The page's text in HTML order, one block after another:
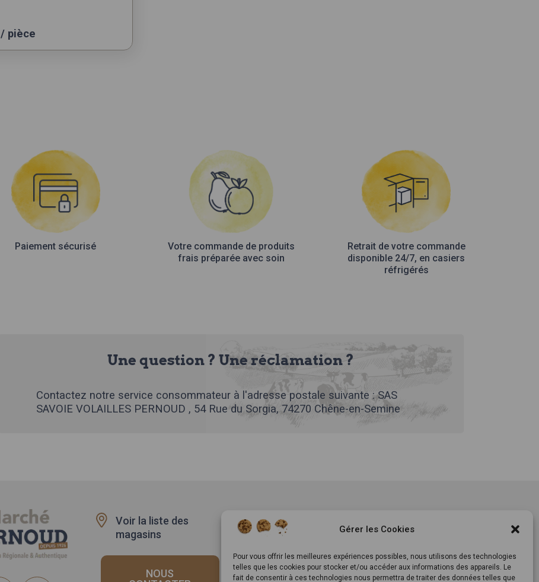
Gérer les Cookies
Pour vous offrir les meilleures expériences possibles, nous utilisons des technologies
telles que les cookies pour stocker et/ou accéder aux informations des appareils. Le
fait de consentir à ces technologies nous permettra de traiter des données telles que
/ pièce
Paiement sécurisé
Votre commande de produits
frais préparée avec soin
Retrait de votre commande
disponible 24/7, en casiers
réfrigérés
Une question ? Une réclamation ?
Contactez notre service consommateur à l'adresse postale suivante : SAS
SAVOIE VOLAILLES PERNOUD , 54 Rue du Sorgia, 74270 Chêne-en-Semine
Voir la liste des
magasins
NOUS
Recrutement
Rappels
produits
Inscrivez-vous à notre
newsletter